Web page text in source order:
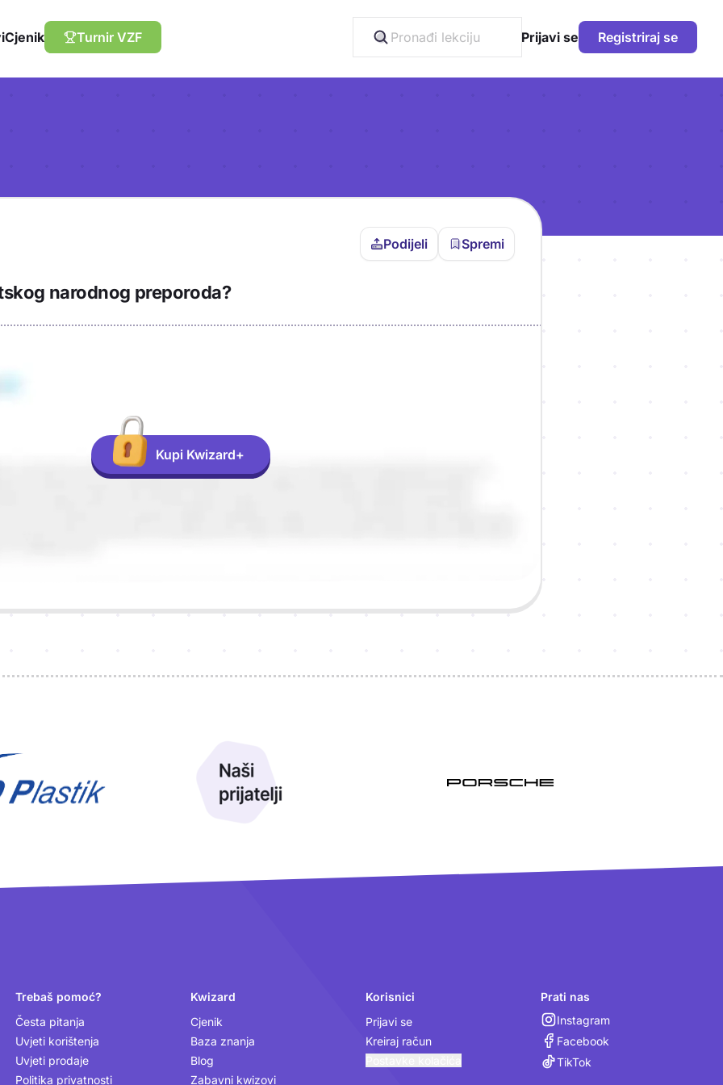
Cjenik Turnir VZF Prijavi se Registriraj se
Podijeli Spremi
narodnog preporoda?
Kupi Kwizard+
Trebaš pomoć?
Česta pitanja
Uvjeti korištenja
Uvjeti prodaje
Politika privatnosti
Kwizard
Cjenik
Baza znanja
Blog
Zabavni kwizovi
Korisnici
Prijavi se
Kreiraj račun
Prati nas
Instagram
Facebook
TikTok